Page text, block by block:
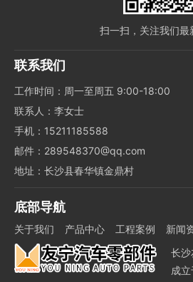
扫一扫，关注我们最
联系我们
工作时间：周一至周五 9:00-18:00
联系人：李女士
手机：15211185588
邮件：289548370@qq.com
地址：长沙县春华镇金鼎村
底部导航
关于我们 产品中心 工程案例 新闻
长沙
成